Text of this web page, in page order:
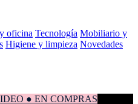
oficina Tecnología Mobiliario y
Higiene y limpieza Novedades
● EN COMPRAS